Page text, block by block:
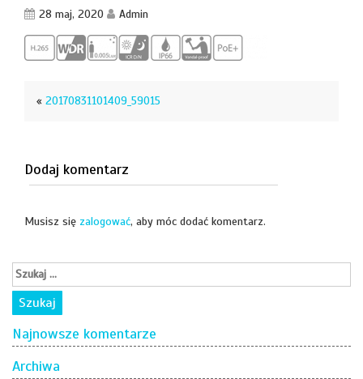
28 maj, 2020 Admin
« 20170831101409_59015
Dodaj komentarz
Musisz się zalogować, aby móc dodać komentarz.
Najnowsze komentarze
Archiwa